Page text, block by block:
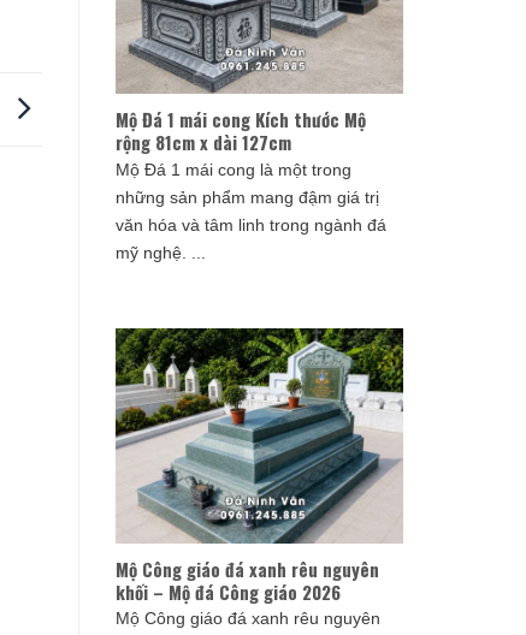
Mộ Đá 1 mái cong Kích thước Mộ
rộng 81cm x dài 127cm
Mộ Đá 1 mái cong là một trong
những sản phẩm mang đậm giá trị
văn hóa và tâm linh trong ngành đá
mỹ nghệ. ...
Mộ Công giáo đá xanh rêu nguyên
khối – Mộ đá Công giáo 2026
Mộ Công giáo đá xanh rêu nguyên